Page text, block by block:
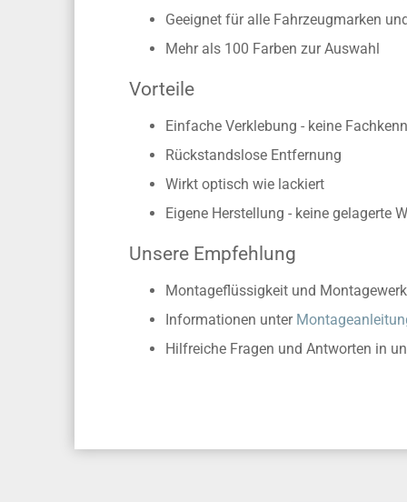
Geeignet für alle Fahrzeugmarken
Mehr als 100 Farben zur Auswahl
Vorteile
Einfache Verklebung - keine
Rückstandslose Entfernung
Wirkt optisch wie lackiert
Eigene Herstellung - keine gelagerte
Unsere Empfehlung
Montageflüssigkeit und
Informationen unter
Hilfreiche Fragen und Antworten in